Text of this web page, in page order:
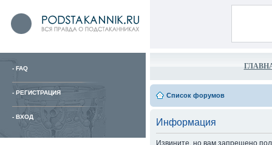
- FAQ
- РЕГИСТРАЦИЯ
- ВХОД
Список форумов
Информация
Извините, но вам запрещено